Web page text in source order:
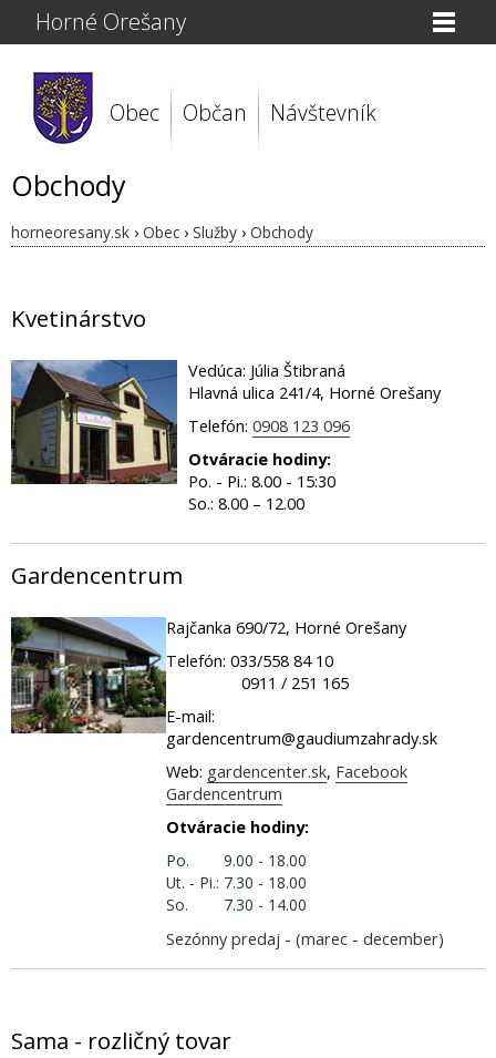
Horné Orešany
Obec Občan Návštevník
Obchody
horneoresany.sk › Obec › Služby › Obchody
Kvetinárstvo
Vedúca: Júlia Štibraná
Hlavná ulica 241/4, Horné Orešany
Telefón: 0908 123 096
Otváracie hodiny:
Po. - Pi.: 8.00 - 15:30
So.: 8.00 – 12.00
Gardencentrum
Rajčanka 690/72, Horné Orešany
Telefón: 033/558 84 10
0911 / 251 165
E-mail:
gardencentrum@gaudiumzahrady.sk
Web: gardencenter.sk, Facebook
Gardencentrum
Otváracie hodiny:
Po.
9.00 - 18.00
Ut. - Pi.: 7.30 - 18.00
So.
7.30 - 14.00
Sezónny predaj - (marec - december)
Sama - rozličný tovar